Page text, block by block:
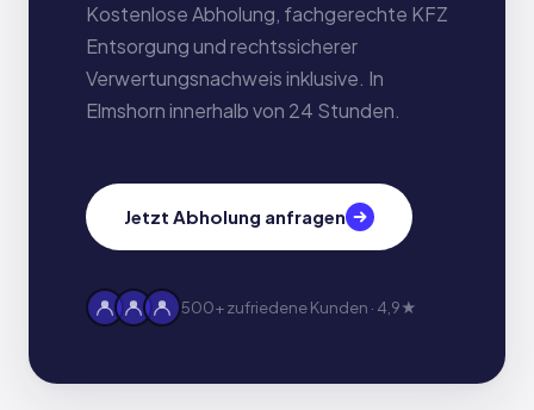
Kostenlose Abholung, fachgerechte KFZ
Entsorgung und rechtssicherer
Verwertungsnachweis inklusive. In
Elmshorn innerhalb von 24 Stunden.
Jetzt Abholung anfragen
500+ zufriedene Kunden · 4,9★